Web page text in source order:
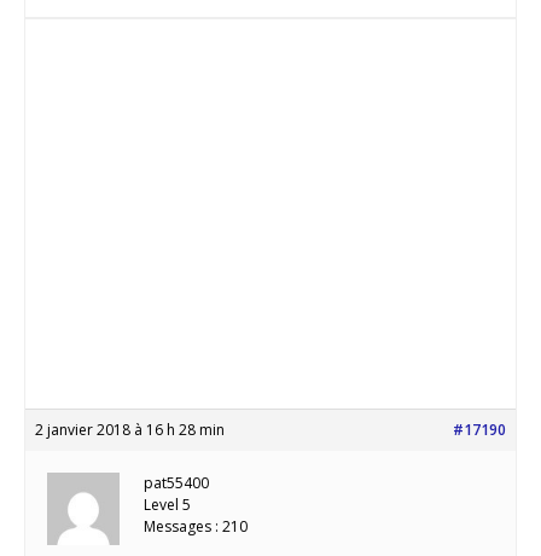
2 janvier 2018 à 16 h 28 min #17190
pat55400
Level 5
Messages : 210